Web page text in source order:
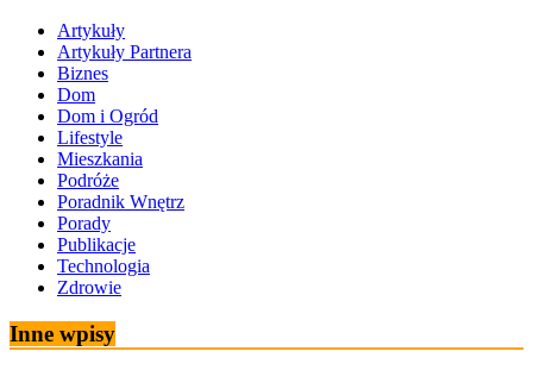
Artykuły
Artykuły Partnera
Biznes
Dom
Dom i Ogród
Lifestyle
Mieszkania
Podróże
Poradnik Wnętrz
Porady
Publikacje
Technologia
Zdrowie
Inne wpisy